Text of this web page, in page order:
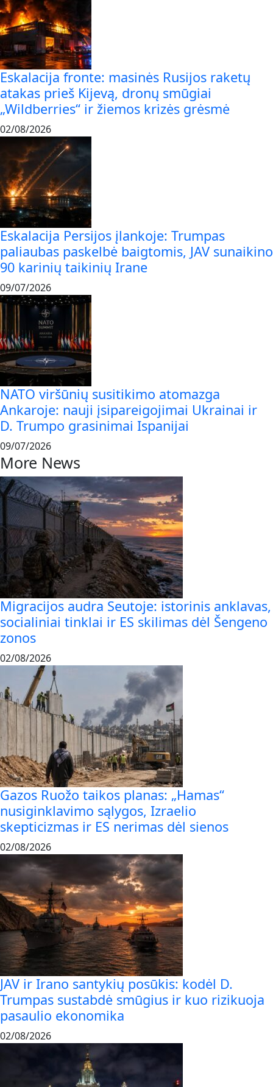
Eskalacija fronte: masinės Rusijos raketų
atakas prieš Kijevą, dronų smūgiai
„Wildberries“ ir žiemos krizės grėsmė
02/08/2026
Eskalacija Persijos įlankoje: Trumpas
paliaubas paskelbė baigtomis, JAV sunaikino
90 karinių taikinių Irane
09/07/2026
NATO viršūnių susitikimo atomazga
Ankaroje: nauji įsipareigojimai Ukrainai ir
D. Trumpo grasinimai Ispanijai
09/07/2026
More News
Migracijos audra Seutoje: istorinis anklavas,
socialiniai tinklai ir ES skilimas dėl Šengeno
zonos
02/08/2026
Gazos Ruožo taikos planas: „Hamas“
nusiginklavimo sąlygos, Izraelio
skepticizmas ir ES nerimas dėl sienos
02/08/2026
JAV ir Irano santykių posūkis: kodėl D.
Trumpas sustabdė smūgius ir kuo rizikuoja
pasaulio ekonomika
02/08/2026